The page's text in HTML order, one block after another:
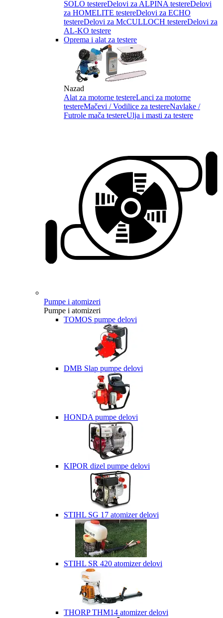
SOLO testereDelovi za ALPINA testereDelovi
za HOMELITE testereDelovi za ECHO
testereDelovi za McCULLOCH testereDelovi za
AL-KO testere
Oprema i alat za testere
Nazad
Alat za motorne testereLanci za motorne
testereMačevi / Vodilice za testereNavlake /
Futrole mača testereUlja i masti za testere
Pumpe i atomizeri
Pumpe i atomizeri
TOMOS pumpe delovi
DMB Slap pumpe delovi
HONDA pumpe delovi
KIPOR dizel pumpe delovi
STIHL SG 17 atomizer delovi
STIHL SR 420 atomizer delovi
THORP THM14 atomizer delovi